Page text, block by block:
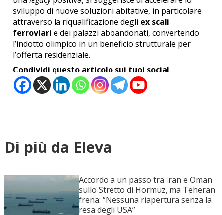
sviluppo di nuove soluzioni abitative, in particolare
attraverso la riqualificazione degli ex scali
ferroviari e dei palazzi abbandonati, convertendo
l’indotto olimpico in un beneficio strutturale per
l’offerta residenziale.
Condividi questo articolo sui tuoi social
Di più da Eleva
Accordo a un passo tra Iran e Oman
sullo Stretto di Hormuz, ma Teheran
frena: “Nessuna riapertura senza la
resa degli USA”